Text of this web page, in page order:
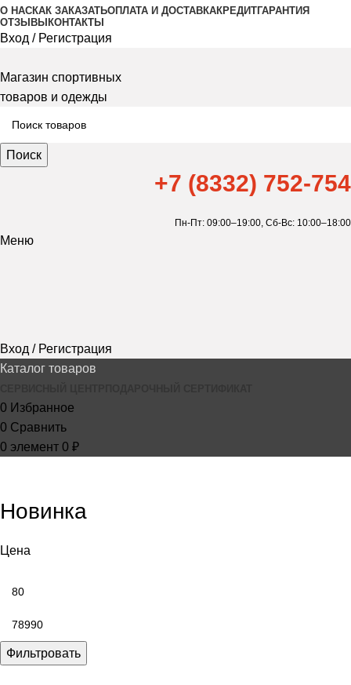
О НАСКАК ЗАКАЗАТЬОПЛАТА И ДОСТАВКАКРЕДИТГАРАНТИЯ
ОТЗЫВЫ КОНТАКТЫ
Вход / Регистрация
Магазин спортивных
товаров и одежды
Поиск
+7 (8332) 752-754
Пн-Пт: 09:00–19:00, Сб-Вс: 10:00–18:00
Меню
Вход / Регистрация
Каталог товаров
0 Избранное
0 Сравнить
0 элемент 0 ₽
Новинка
Цена
Фильтровать